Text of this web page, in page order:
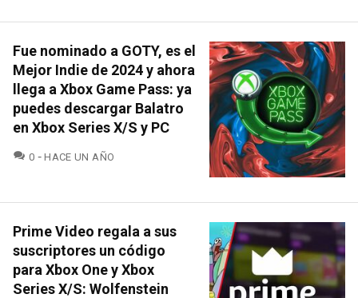
Fue nominado a GOTY, es el
Mejor Indie de 2024 y ahora
llega a Xbox Game Pass: ya
puedes descargar Balatro
en Xbox Series X/S y PC
0 COMENTARIOS
HACE UN AÑO
Prime Video regala a sus
suscriptores un código
para Xbox One y Xbox
Series X/S: Wolfenstein